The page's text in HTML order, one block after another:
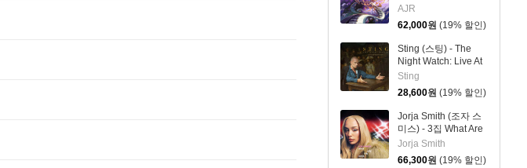
AJR
62,000원 (19% 할인)
Sting (스팅) - The
Night Watch: Live At
The Rijksmuseum
Sting
28,600원 (19% 할인)
Jorja Smith (조자 스
미스) - 3집 What Are
The Odds [스플래터
컬러 LP]
Jorja Smith
66,300원 (19% 할인)